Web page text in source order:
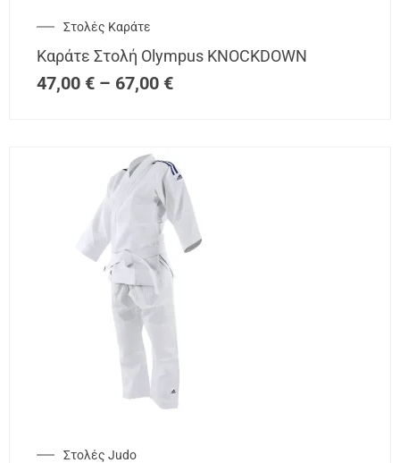
Στολές Καράτε
Καράτε Στολή Olympus KNOCKDOWN
47,00 € – 67,00 €
Στολές Judo